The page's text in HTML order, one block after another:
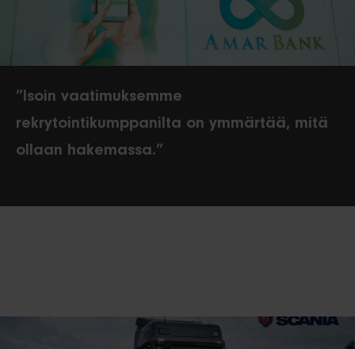
”Isoin vaatimuksemme
rekrytointikumppanilta on ymmärtää, mitä
ollaan hakemassa.”